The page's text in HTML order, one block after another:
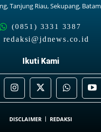
Tanjung Riau, Sekupang, Batam
(0851) 3331 3387
redaksi@jdnews.co.id
Ikuti Kami
DISCLAIMER REDAKSI